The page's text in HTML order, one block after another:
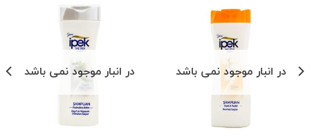
در انبار موجود نمی باشد در انبار موجود نمی باشد